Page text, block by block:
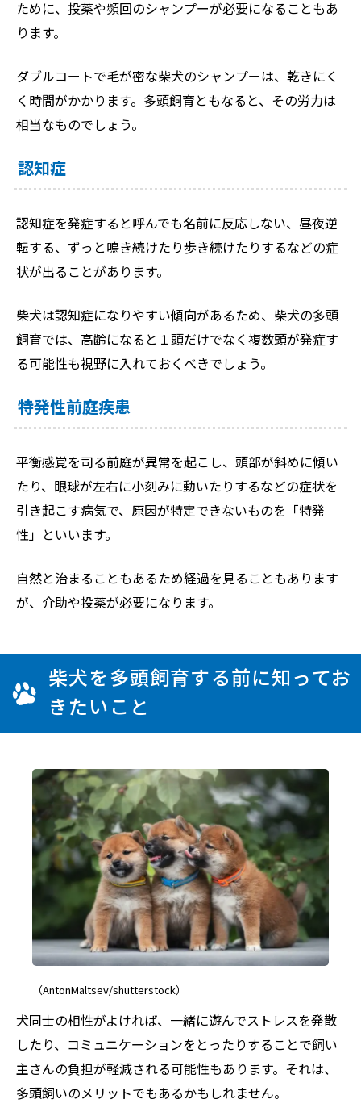
ために、投薬や頻回のシャンプーが必要になることもあ
ります。
ダブルコートで毛が密な柴犬のシャンプーは、乾きにく
く時間がかかります。多頭飼育ともなると、その労力は
相当なものでしょう。
認知症
認知症を発症すると呼んでも名前に反応しない、昼夜逆
転する、ずっと鳴き続けたり歩き続けたりするなどの症
状が出ることがあります。
柴犬は認知症になりやすい傾向があるため、柴犬の多頭
飼育では、高齢になると１頭だけでなく複数頭が発症す
る可能性も視野に入れておくべきでしょう。
特発性前庭疾患
平衡感覚を司る前庭が異常を起こし、頭部が斜めに傾い
たり、眼球が左右に小刻みに動いたりするなどの症状を
引き起こす病気で、原因が特定できないものを「特発
性」といいます。
自然と治まることもあるため経過を見ることもあります
が、介助や投薬が必要になります。
柴犬を多頭飼育する前に知ってお
きたいこと
（AntonMaltsev/shutterstock）
犬同士の相性がよければ、一緒に遊んでストレスを発散
したり、コミュニケーションをとったりすることで飼い
主さんの負担が軽減される可能性もあります。それは、
多頭飼いのメリットでもあるかもしれません。